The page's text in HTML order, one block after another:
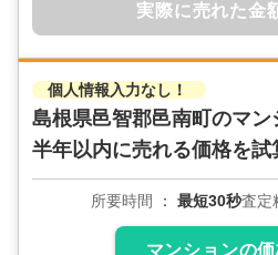
実際に売れた金
個人情報入力なし！
島根県邑智郡邑南町のマン
半年以内に売れる価格を試
所要時間 最短30秒査定
マンションの